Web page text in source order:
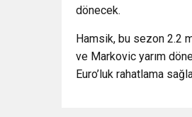
dönecek.
Hamsik, bu sezon 2.2
ve Markovic yarım
Euro’luk rahatlama